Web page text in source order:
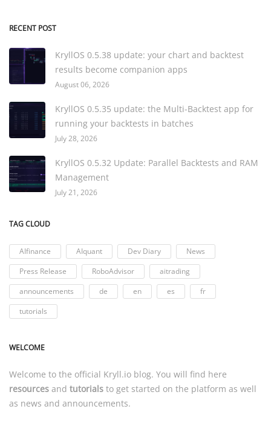
RECENT POST
KryllOS 0.5.38 update: your chart and backtest
results become companion apps
August 06, 2026
KryllOS 0.5.35 update: the Multi-Backtest app for
running your backtests in batches
July 28, 2026
KryllOS 0.5.32 Update: Parallel Backtests and RAM
Management
July 21, 2026
TAG CLOUD
AIfinance AIquant Dev Diary
News
Press Release
RoboAdvisor
aitrading
announcements
de en es
fr
tutorials
WELCOME
Welcome to the official Kryll.io blog. You will find here
resources and tutorials to get started on the platform as well
as news and announcements.